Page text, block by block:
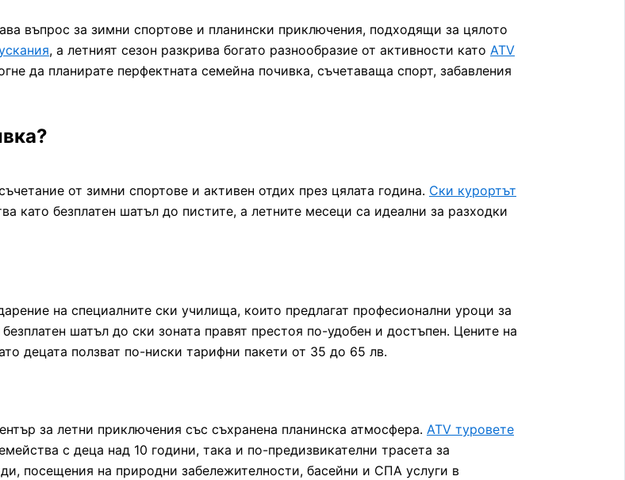
въпрос за зимни спортове и планински приключения, подходящи за цялото
, а летният сезон разкрива богато разнообразие от активности като ATV
да планирате перфектната семейна почивка, съчетаваща спорт, забавления
от зимни спортове и активен отдих през цялата година. Ски курортът
като безплатен шатъл до пистите, а летните месеци са идеални за разходки
на специалните ски училища, които предлагат професионални уроци за
шатъл до ски зоната правят престоя по-удобен и достъпен. Цените на
децата ползват по-ниски тарифни пакети от 35 до 65 лв.
за летни приключения със съхранена планинска атмосфера. ATV туровете
с деца над 10 години, така и по-предизвикателни трасета за
посещения на природни забележителности, басейни и СПА услуги в